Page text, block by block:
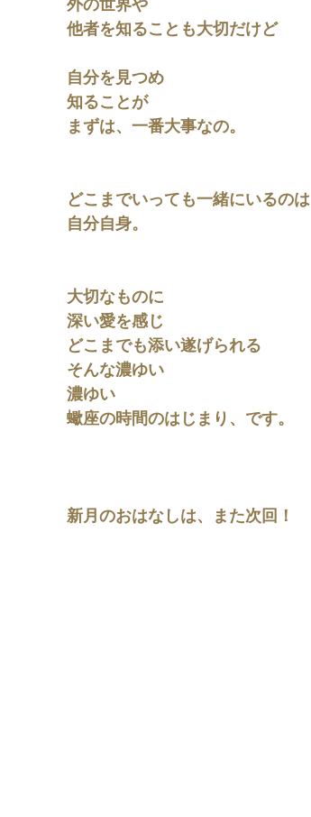
外の世界や
他者を知ることも大切だけど
自分を見つめ
知ることが
まずは、一番大事なの。
どこまでいっても一緒にいるのは
自分自身。
大切なものに
深い愛を感じ
どこまでも添い遂げられる
そんな濃ゆい
濃ゆい
蠍座の時間のはじまり、です。
新月のおはなしは、また次回！